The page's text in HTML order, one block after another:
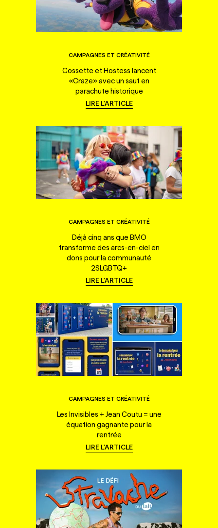
CAMPAGNES ET CRÉATIVITÉ
Cossette et Hostess lancent
«Craze» avec un saut en
parachute historique
LIRE L'ARTICLE
CAMPAGNES ET CRÉATIVITÉ
Déjà cinq ans que BMO
transforme des arcs-en-ciel en
dons pour la communauté
2SLGBTQ+
LIRE L'ARTICLE
CAMPAGNES ET CRÉATIVITÉ
Les Invisibles + Jean Coutu = une
équation gagnante pour la
rentrée
LIRE L'ARTICLE